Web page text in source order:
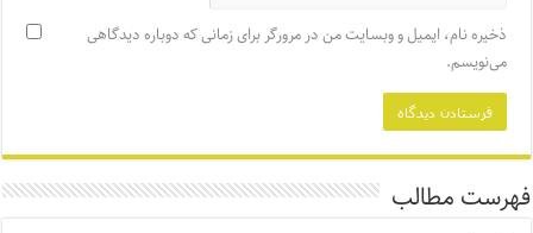
ذخیره نام، ایمیل و وبسایت من در مرورگر برای زمانی که دوباره دیدگاهی
می‌نویسم.
فهرست مطالب